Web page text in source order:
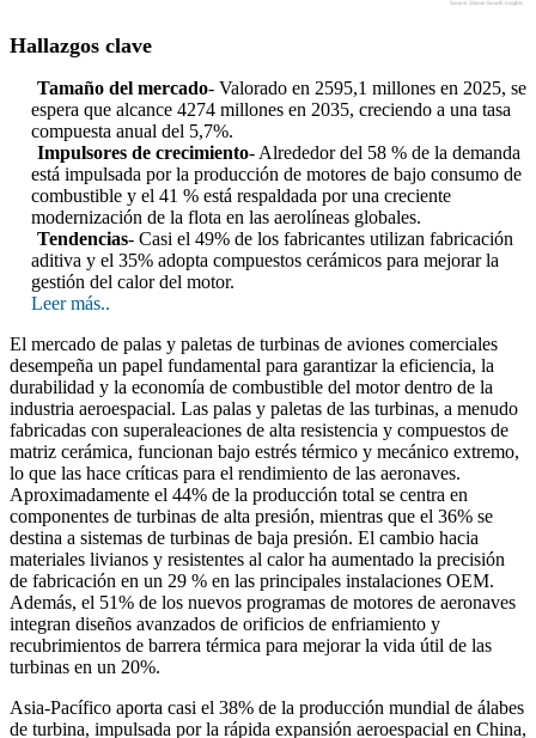
Hallazgos clave
Tamaño del mercado- Valorado en 2595,1 millones en 2025, se
espera que alcance 4274 millones en 2035, creciendo a una tasa
compuesta anual del 5,7%.
Impulsores de crecimiento- Alrededor del 58 % de la demanda
está impulsada por la producción de motores de bajo consumo de
combustible y el 41 % está respaldada por una creciente
modernización de la flota en las aerolíneas globales.
Tendencias- Casi el 49% de los fabricantes utilizan fabricación
aditiva y el 35% adopta compuestos cerámicos para mejorar la
gestión del calor del motor.
Leer más..
El mercado de palas y paletas de turbinas de aviones comerciales
desempeña un papel fundamental para garantizar la eficiencia, la
durabilidad y la economía de combustible del motor dentro de la
industria aeroespacial. Las palas y paletas de las turbinas, a menudo
fabricadas con superaleaciones de alta resistencia y compuestos de
matriz cerámica, funcionan bajo estrés térmico y mecánico extremo,
lo que las hace críticas para el rendimiento de las aeronaves.
Aproximadamente el 44% de la producción total se centra en
componentes de turbinas de alta presión, mientras que el 36% se
destina a sistemas de turbinas de baja presión. El cambio hacia
materiales livianos y resistentes al calor ha aumentado la precisión
de fabricación en un 29 % en las principales instalaciones OEM.
Además, el 51% de los nuevos programas de motores de aeronaves
integran diseños avanzados de orificios de enfriamiento y
recubrimientos de barrera térmica para mejorar la vida útil de las
turbinas en un 20%.
Asia-Pacífico aporta casi el 38% de la producción mundial de álabes
de turbina, impulsada por la rápida expansión aeroespacial en China,